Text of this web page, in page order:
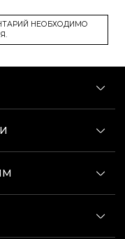
НЕОБХОДИМО